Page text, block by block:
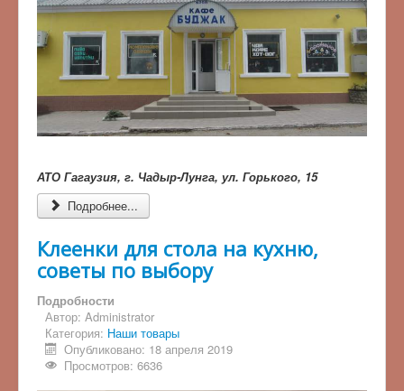
АТО Гагаузия, г. Чадыр-Лунга, ул. Горького, 15
Подробнее...
Клеенки для стола на кухню,
советы по выбору
Подробности
Автор: Administrator
Категория: Наши товары
Опубликовано: 18 апреля 2019
Просмотров: 6636